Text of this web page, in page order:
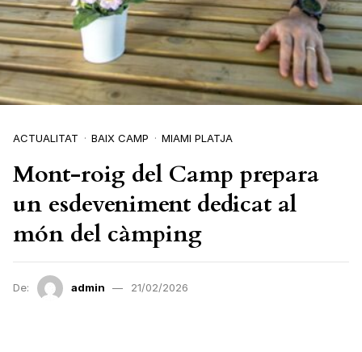
ACTUALITAT BAIX CAMP MIAMI PLATJA
Mont-roig del Camp prepara
un esdeveniment dedicat al
món del càmping
De: admin 21/02/2026